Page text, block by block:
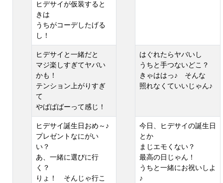
ヒデサイが仮装すると
きは
うちがコーデしたげる
し！
ヒデサイと一緒だと
マジ楽しすぎてヤバい
かも！
テンション上がりすぎ
て
やばばばーって感じ！
はぐれたらヤバいし
うちと手つないどこ？
きゃははっ♪ そんな
照れなくていいじゃん♪
ヒデサイ誕生日おめ～♪
プレゼントなにがい
い？
あ、一緒に選びに行
く？
りょ！ そんじゃ行こ
今日、ヒデサイの誕生日
とか
まじエモくない？
最高の日じゃん！
うちと一緒にお祝いしよ
♪